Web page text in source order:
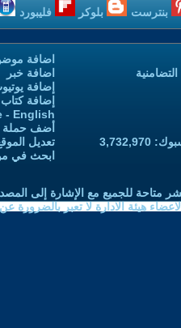
بنترست بلوكر فليبورد
اضافة
اضافة خبر
إضافة
إضافة
- English
أضف حملة
تعديل
ابحث في
متاحة للجميع مع الإشارة إلى
هيئة الادارة لا تعبر بالضرورة